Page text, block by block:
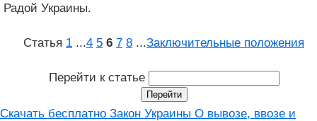
Радой Украины.
Статья 1 ...4 5 6 7 8 ...Заключительные положения
Перейти к статье
Скачать бесплатно Закон Украины О вывозе, ввозе и